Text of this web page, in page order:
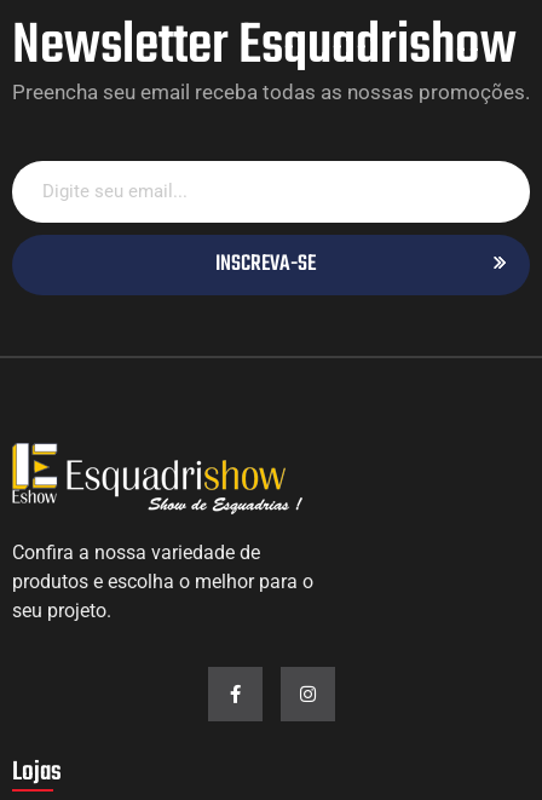
Newsletter Esquadrishow
Preencha seu email receba todas as nossas promoções.
INSCREVA-SE
Confira a nossa variedade de
produtos e escolha o melhor para o
seu projeto.
Lojas